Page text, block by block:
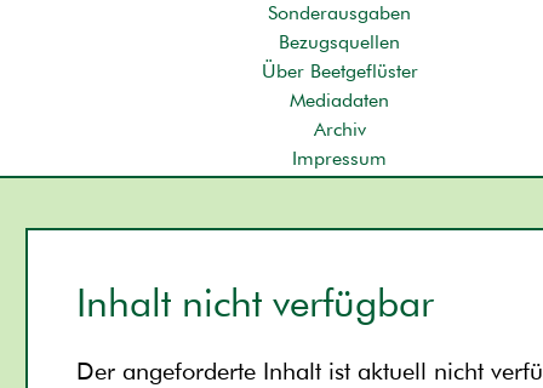
Sonderausgaben
Bezugsquellen
Über Beetgeflüster
Mediadaten
Archiv
Impressum
Inhalt nicht verfügbar
Der angeforderte Inhalt ist aktuell nicht